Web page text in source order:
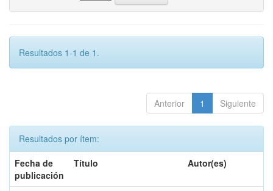
Resultados 1-1 de 1.
Anterior 1 Siguiente
Resultados por ítem:
Fecha de
publicación
Título Autor(es)